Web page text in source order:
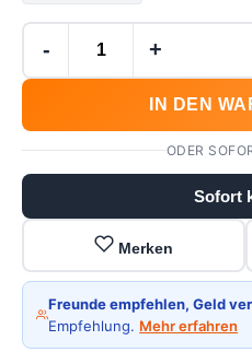
- +
IN DEN
ODER
Sofort
Merken
Freunde empfehlen, Geld
Empfehlung. Mehr erfahren